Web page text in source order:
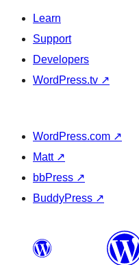
Learn
Support
Developers
WordPress.tv ↗
WordPress.com ↗
Matt ↗
bbPress ↗
BuddyPress ↗